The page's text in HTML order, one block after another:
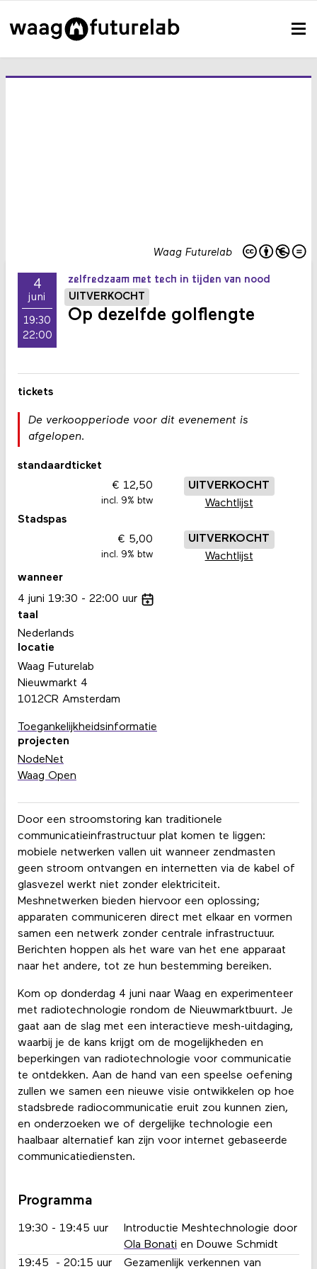
Waag Futurelab
4
juni
19:30
22:00
zelfredzaam met tech in tijden van nood
UITVERKOCHT
Op dezelfde golflengte
Door een stroomstoring kan traditionele
communicatieinfrastructuur plat komen te liggen:
mobiele netwerken vallen uit wanneer zendmasten
geen stroom ontvangen en internetten via de kabel of
glasvezel werkt niet zonder elektriciteit.
Meshnetwerken bieden hiervoor een oplossing;
apparaten communiceren direct met elkaar en vormen
samen een netwerk zonder centrale infrastructuur.
Berichten hoppen als het ware van het ene apparaat
naar het andere, tot ze hun bestemming bereiken.
Kom op donderdag 4 juni naar Waag en experimenteer
met radiotechnologie rondom de Nieuwmarktbuurt. Je
gaat aan de slag met een interactieve mesh-uitdaging,
waarbij je de kans krijgt om de mogelijkheden en
beperkingen van radiotechnologie voor communicatie
te ontdekken. Aan de hand van een speelse oefening
zullen we samen een nieuwe visie ontwikkelen op hoe
stadsbrede radiocommunicatie eruit zou kunnen zien,
en onderzoeken we of dergelijke technologie een
haalbaar alternatief kan zijn voor internet gebaseerde
communicatiediensten.
Programma
19:30 - 19:45 uur
Introductie Meshtechnologie door
Ola Bonati en Douwe Schmidt
19:45 - 20:15 uur
Gezamenlijk verkennen van
tickets
De verkoopperiode voor dit evenement is
afgelopen.
standaardticket
12,50
incl. 9% btw
UITVERKOCHT
Wachtlijst
Stadspas
5,00
incl. 9% btw
UITVERKOCHT
Wachtlijst
wanneer
4 juni 19:30 22:00 uur
taal
Nederlands
locatie
Waag Futurelab
Nieuwmarkt 4
1012CR Amsterdam
Toegankelijkheidsinformatie
projecten
NodeNet
Waag Open